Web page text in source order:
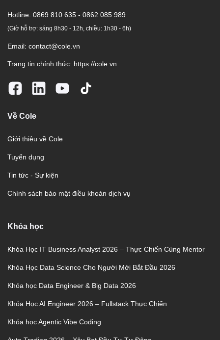
Hotline: 0869 810 635 - 0862 085 989
(Giờ hỗ trợ: sáng 8h30 - 12h, chiều: 1h30 - 6h)
Email: contact@cole.vn
Trang tin chính thức: https://cole.vn
Về Cole
Giới thiệu về Cole
Tuyển dụng
Tin tức - Sự kiện
Chính sách bảo mật điều khoản dịch vụ
Khóa học
Khóa Học IT Business Analyst 2026 – Thực Chiến Cùng Mentor
Khóa Học Data Science Cho Người Mới Bắt Đầu 2026
Khóa học Data Engineer & Big Data 2026
Khóa Học AI Engineer 2026 – Fullstack Thực Chiến
Khóa học Agentic Vibe Coding